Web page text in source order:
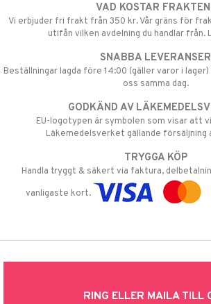
VAD KOSTAR
Vi erbjuder fri frakt från 350 kr. Vår gräns för
utifån vilken avdelning du handlar från.
SNABBA LEVERANSER
Beställningar lagda före 14:00 (gäller varor i
oss samma dag.
GODKÄND AV
EU-logotypen är symbolen som visar att
Läkemedelsverket gällande försäljning
TRYGGA KÖP
Handla tryggt & säkert via faktura,
vanligaste kort.
RING ELLER MAILA TILL